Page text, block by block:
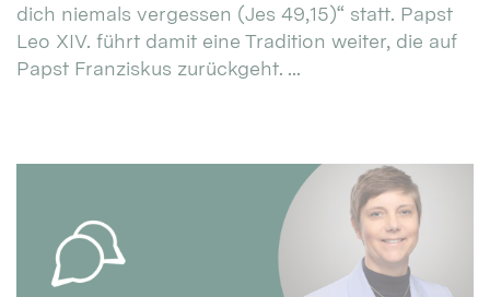
dich niemals vergessen (Jes 49,15)“ statt. Papst
Leo XIV. führt damit eine Tradition weiter, die auf
Papst Franziskus zurückgeht. ...